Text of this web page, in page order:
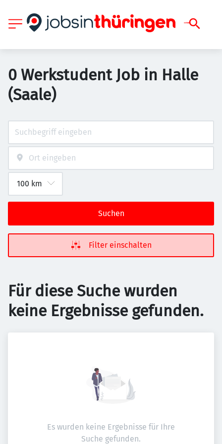
0 Werkstudent Job in Halle
(Saale)
Suchen
Filter einschalten
Für diese Suche wurden
keine Ergebnisse gefunden.
Es wurden keine Ergebnisse für Ihre
Suche gefunden.